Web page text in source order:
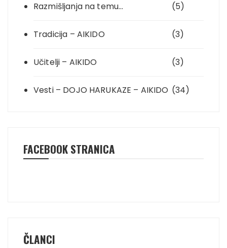
Razmišljanja na temu… (5)
Tradicija – AIKIDO (3)
Učitelji – AIKIDO (3)
Vesti – DOJO HARUKAZE – AIKIDO (34)
FACEBOOK STRANICA
ČLANCI